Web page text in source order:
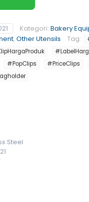
Kategori: Bakery
, Other Utensils Tag:
#PopClips #PriceClips
Steel